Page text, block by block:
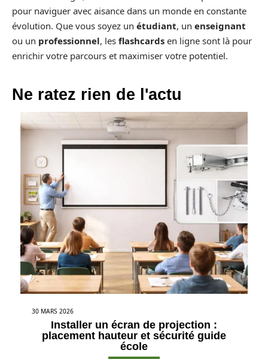
pour naviguer avec aisance dans un monde en constante
évolution. Que vous soyez un étudiant, un enseignant
ou un professionnel, les flashcards en ligne sont là pour
enrichir votre parcours et maximiser votre potentiel.
Ne ratez rien de l'actu
30 MARS 2026
Installer un écran de projection :
placement hauteur et sécurité guide
école